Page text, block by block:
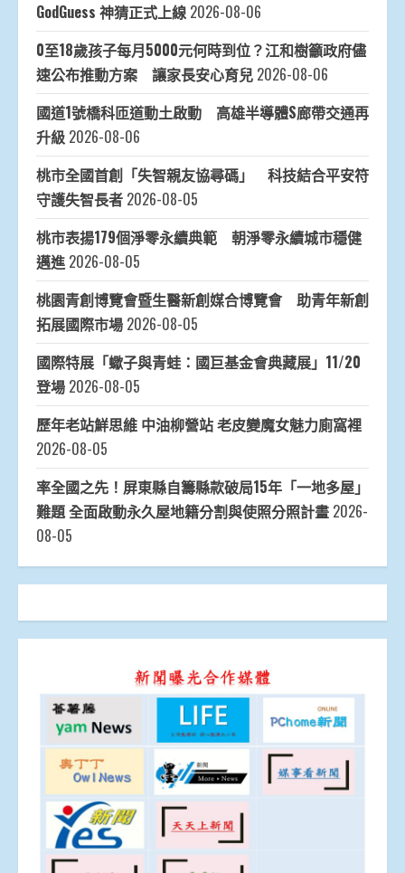
GodGuess 神猜正式上線 2026-08-06
0至18歲孩子每月5000元何時到位？江和樹籲政府儘
速公布推動方案 讓家長安心育兒 2026-08-06
國道1號橋科匝道動土啟動 高雄半導體S廊帶交通再
升級 2026-08-06
桃市全國首創「失智親友協尋碼」 科技結合平安符
守護失智長者 2026-08-05
桃市表揚179個淨零永續典範 朝淨零永續城市穩健
邁進 2026-08-05
桃園青創博覽會暨生醫新創媒合博覽會 助青年新創
拓展國際市場 2026-08-05
國際特展「蠍子與青蛙：國巨基金會典藏展」11/20
登場 2026-08-05
歷年老站鮮思維 中油柳營站 老皮變魔女魅力廁窩裡
2026-08-05
率全國之先！屏東縣自籌縣款破局15年「一地多屋」
難題 全面啟動永久屋地籍分割與使照分照計畫 2026-
08-05